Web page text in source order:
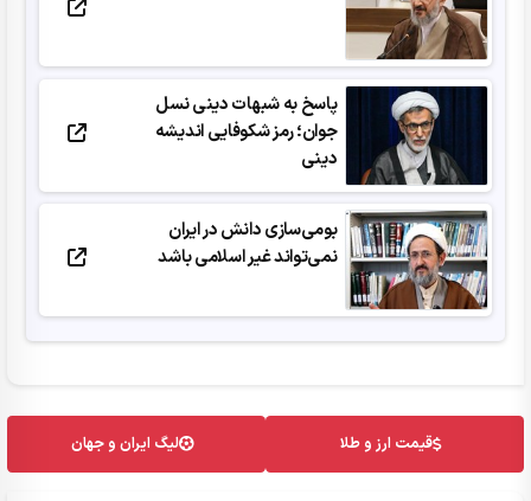
پاسخ‌ به شبهات دینی نسل
جوان؛ رمز شکوفایی اندیشه
دینی
بومی‌سازی دانش در ایران
نمی‌تواند غیر اسلامی باشد
قیمت ارز و طلا لیگ ایران و جهان